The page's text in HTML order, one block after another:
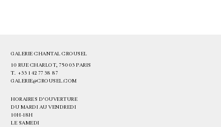
GALERIE CHANTAL CROUSEL
10 RUE CHARLOT, 75003 PARIS
T. +33 1 42 77 38 87
GALERIE@CROUSEL.COM
HORAIRES D'OUVERTURE
DU MARDI AU VENDREDI
10H-18H
LE SAMEDI